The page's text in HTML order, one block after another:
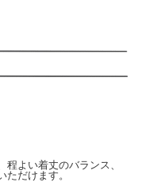
よい着丈のバランス、
だけます。